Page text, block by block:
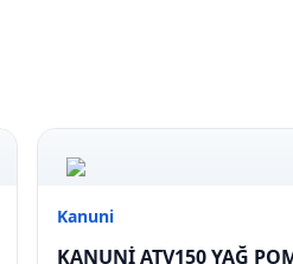
Kanuni
KANUNİ ATV150 YAĞ